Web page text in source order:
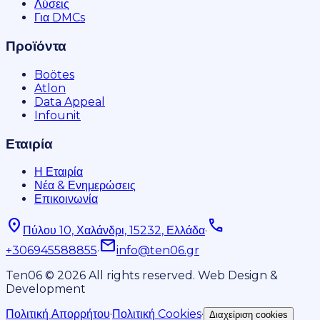
Λύσεις
Για DMCs
Προϊόντα
Boötes
Atlon
Data Appeal
Infounit
Εταιρία
Η Εταιρία
Νέα & Ενημερώσεις
Επικοινωνία
location_on Πύλου 10, Χαλάνδρι, 15232, Ελλάδα· phone
+306945588855·mailinfo@ten06.gr
Ten06 © 2026 All rights reserved. Web Design &
Development
Πολιτική Απορρήτου·Πολιτική Cookies· Διαχείριση cookies